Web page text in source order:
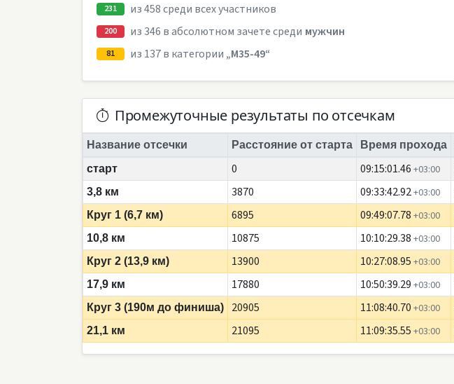
231 из 458 среди всех участников
200 из 346 в абсолютном зачете среди мужчин
81 из 137 в категории „M35-49“
Промежуточные результаты по отсечкам
Название отсечки Расстояние от старта Время прохода
старт
0 09:15:01.46 +03:00
3,8 км 3870 09:33:42.92+03:00
Круг 1 (6,7 км) 6895 09:49:07.78 +03:00
10,8 км 10875 10:10:29.38 +03:00
Круг 2 (13,9 км) 13900 10:27:08.95 +03:00
17,9 км 17880 10:50:39.29 +03:00
Круг 3 (190м до финиша) 20905 11:08:40.70 +03:00
21,1 км 21095 11:09:35.55 +03:00